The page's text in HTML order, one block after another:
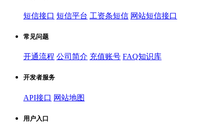
短信接口 短信平台 工资条短信 网站短信接口
常见问题
开通流程 公司简介 充值账号 FAQ知识库
开发者服务
API接口 网站地图
用户入口